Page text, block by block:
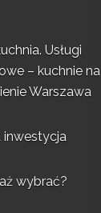
Usługi
– kuchnie na
Warszawa
inwestycja
wybrać?